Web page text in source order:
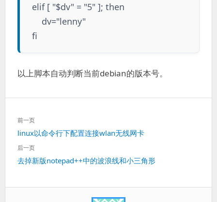
elif [ "$dv" = "5" ]; then
dv="lenny"
fi
以上脚本自动判断当前debian的版本号。
文
章
导
航
前一页
上
一
篇：
linux以命令行下配置连接wlan无线网卡
后一页
下
去掉新版notepad++中的波浪线和小三角形